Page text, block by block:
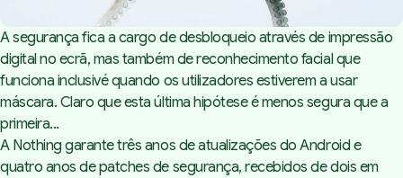
A segurança fica a cargo de desbloqueio através de impressão
digital no ecrã, mas também de reconhecimento facial que
funciona inclusivé quando os utilizadores estiverem a usar
máscara. Claro que esta última hipótese é menos segura que a
primeira...
A Nothing garante três anos de atualizações do Android e
quatro anos de patches de segurança, recebidos de dois em